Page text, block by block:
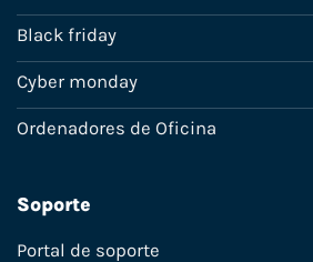
Black friday
Cyber monday
Ordenadores de Oficina
Soporte
Portal de soporte